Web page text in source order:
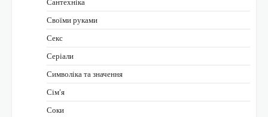
Своїми руками
Секс
Серіали
Символіка та значення
Сім’я
Соки